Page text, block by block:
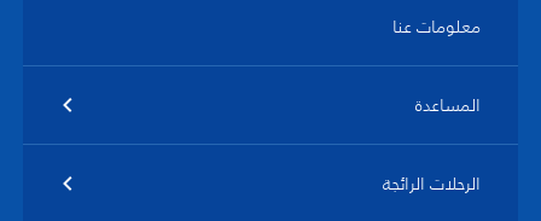
معلومات عنا
المساعدة
الرحلات الرائجة